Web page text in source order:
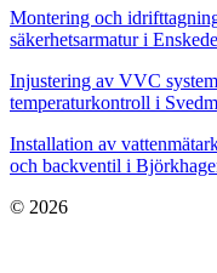
Montering och
säkerhetsarmatur i
Injustering av VVC
temperaturkontroll i
Installation av
och backventil i
© 2026